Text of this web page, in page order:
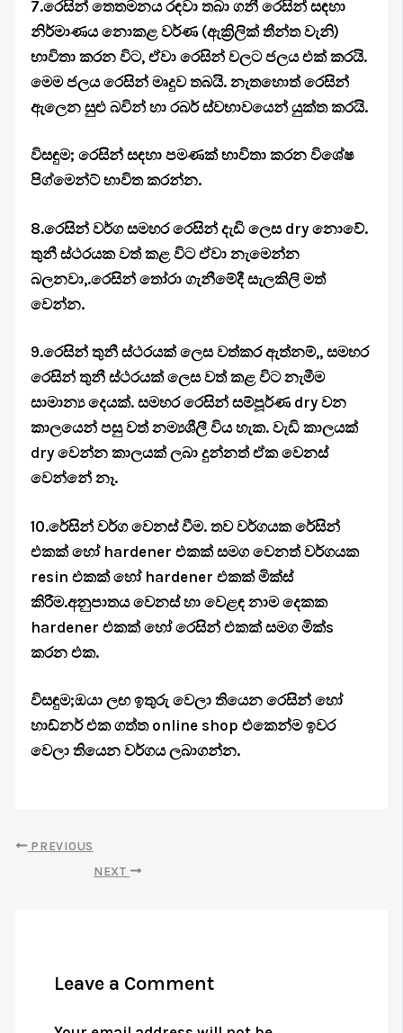
7.රෙසින් තෙතමනය රඳවා තබා ගනී රෙසින් සඳහා
නිර්මාණය නොකළ වර්ණ (ඇක්‍රිලික් තීන්ත වැනි)
භාවිතා කරන විට, ඒවා රෙසින් වලට ජලය එක් කරයි.
මෙම ජලය රෙසින් මෘදුව තබයි. නැතහොත් රෙසින්
ඇලෙන සුළු බවින් හා රබර් ස්වභාවයෙන් යුක්ත කරයි.
විසඳුම; රෙසින් සඳහා පමණක් භාවිතා කරන විශේෂ
පිග්මෙන්ට් භාවිත කරන්න.
8.රෙසින් වර්ග සමහර රෙසින් දැඩි ලෙස dry නොවේ.
තුනී ස්ථරයක වත් කළ විට ඒවා නැමෙන්න
බලනවා,.රෙසින් තෝරා ගැනීමේදී සැලකිලි මත්
වෙන්න.
9.රෙසින් තුනී ස්ථරයක් ලෙස වත්කර ඇත්නම්,, සමහර
රෙසින් තුනී ස්ථරයක් ලෙස වත් කළ විට නැමීම
සාමාන්‍ය දෙයක්. සමහර රෙසින් සම්පූර්ණ dry වන
කාලයෙන් පසු වත් නම්‍යශීලී විය හැක. වැඩි කාලයක්
dry වෙන්න කාලයක් ලබා දුන්නත් ඒක වෙනස්
වෙන්නේ නෑ.
10.රේසින් වර්ග වෙනස් වීම. තව වර්ගයක රේසින්
එකක් හෝ hardener එකක් සමග වෙනත් වර්ගයක
resin එකක් හෝ hardener එකක් මික්ස්
කිරීම.අනුපාතය වෙනස් හා වෙළඳ නාම දෙකක
hardener එකක් හෝ රෙසින් එකක් සමග මික්s
කරන එක.
විසඳුම;ඔයා ලඟ ඉතුරු වෙලා තියෙන රෙසින් හෝ
හාඩ්නර් එක ගත්ත online shop එකෙන්ම ඉවර
වෙලා තියෙන වර්ගය ලබාගන්න.
PREVIOUS
NEXT
Leave a Comment